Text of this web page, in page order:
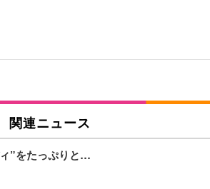
関連ニュース
”をたっぷりと…